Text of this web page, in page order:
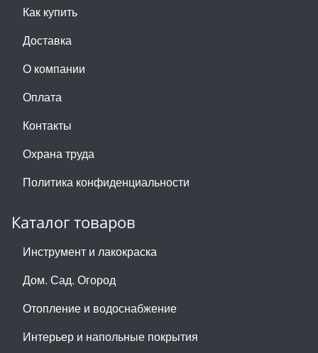
Как купить
Доставка
О компании
Оплата
Контакты
Охрана труда
Политика конфиденциальности
Каталог товаров
Инструмент и лакокраска
Дом. Сад. Огород
Отопление и водоснабжение
Интерьер и напольные покрытия